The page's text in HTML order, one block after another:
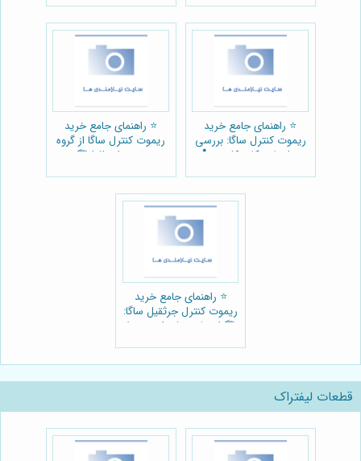
⭐️ راهنمای جامع خرید
ریموت کنترل ساگا: بررسی
مدل‌ها و نکات کلیدی 🕹️
⭐️ راهنمای جامع خرید
ریموت کنترل ساگا از گروه
تجهیزات افرا 🏗️
⭐️ راهنمای جامع خرید
ریموت کنترل جرثقیل ساگا:
🏗️ انتخاب و فروش توسط
قطعات لیفتراک